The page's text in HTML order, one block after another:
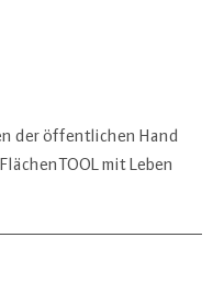
der öffentlichen Hand
mit Leben